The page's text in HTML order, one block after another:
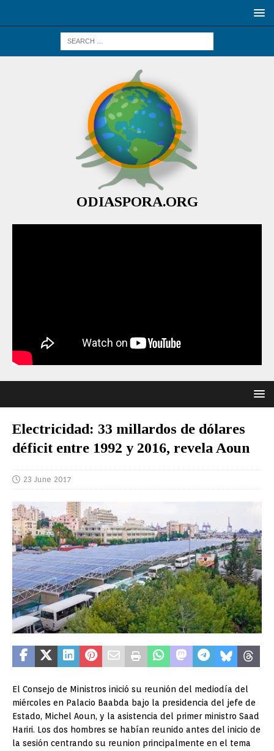
ODIASPORA.ORG
Electricidad: 33 millardos de dólares
déficit entre 1992 y 2016, revela Aoun
23 June 2017
El Consejo de Ministros inició su reunión del mediodía del
miércoles en Palacio Baabda bajo la presidencia del jefe de
Estado, Michel Aoun, y la asistencia del primer ministro Saad
Hariri. Los dos hombres se habían reunido antes del inicio de
la sesión centrando su reunion principalmente en el tema